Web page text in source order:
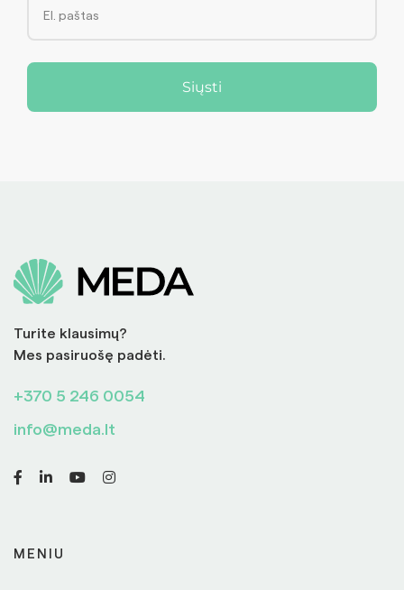
Siųsti
Turite klausimų?
Mes pasiruošę padėti.
+370 5 246 0054
info@meda.lt
MENIU